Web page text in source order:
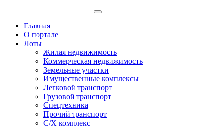
Главная
О портале
Лоты
Жилая недвижимость
Коммерческая недвижимость
Земельные участки
Имущественные комплексы
Легковой транспорт
Грузовой транспорт
Спецтехника
Прочий транспорт
С/Х комплекс